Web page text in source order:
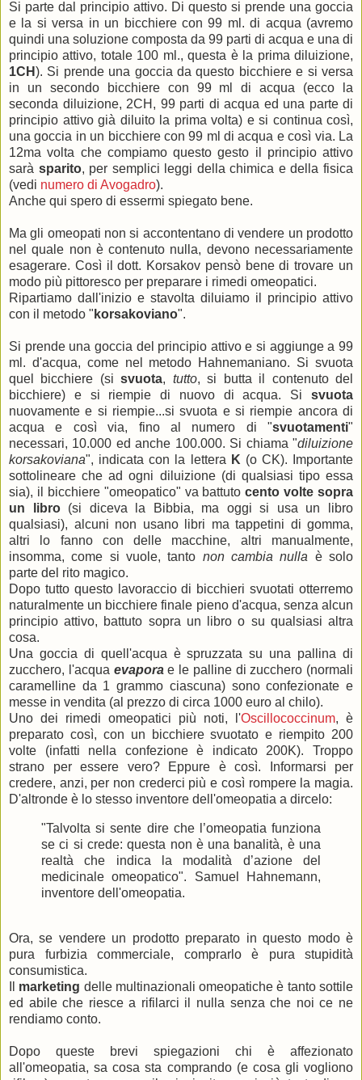
Si parte dal principio attivo. Di questo si prende una goccia
e la si versa in un bicchiere con 99 ml. di acqua (avremo
quindi una soluzione composta da 99 parti di acqua e una di
principio attivo, totale 100 ml., questa è la prima diluizione,
1CH). Si prende una goccia da questo bicchiere e si versa
in un secondo bicchiere con 99 ml di acqua (ecco la
seconda diluizione, 2CH, 99 parti di acqua ed una parte di
principio attivo già diluito la prima volta) e si continua così,
una goccia in un bicchiere con 99 ml di acqua e così via. La
12ma volta che compiamo questo gesto il principio attivo
sarà sparito, per semplici leggi della chimica e della fisica
(vedi numero di Avogadro).
Anche qui spero di essermi spiegato bene.
Ma gli omeopati non si accontentano di vendere un prodotto
nel quale non è contenuto nulla, devono necessariamente
esagerare. Così il dott. Korsakov pensò bene di trovare un
modo più pittoresco per preparare i rimedi omeopatici.
Ripartiamo dall'inizio e stavolta diluiamo il principio attivo
con il metodo " korsakoviano".
Si prende una goccia del principio attivo e si aggiunge a 99
ml. d'acqua, come nel metodo Hahnemaniano. Si svuota
quel bicchiere (sisvuota, tutto, si butta il contenuto del
bicchiere) e si riempie di nuovo di acqua. Si svuota
nuovamente e si riempie...si svuota e si riempie ancora di
acqua e così via, fino al numero di "svuotamenti"
necessari, 10.000 ed anche 100.000. Si chiama "diluizione
korsakoviana", indicata con la lettera K (o CK). Importante
sottolineare che ad ogni diluizione (di qualsiasi tipo essa
sia), il bicchiere "omeopatico" va battutocento volte sopra
un libro(si diceva la Bibbia, ma oggi si usa un libro
qualsiasi), alcuni non usano libri ma tappetini di gomma,
altri lo fanno con delle macchine, altri manualmente,
insomma, come si vuole, tanto non cambia nulla è solo
parte del rito magico.
Dopo tutto questo lavoraccio di bicchieri svuotati otterremo
naturalmente un bicchiere finale pieno d'acqua, senza alcun
principio attivo, battuto sopra un libro o su qualsiasi altra
cosa.
Una goccia di quell'acqua è spruzzata su una pallina di
zucchero, l'acqua evaporae le palline di zucchero (normali
caramelline da 1 grammo ciascuna) sono confezionate e
messe in vendita (al prezzo di circa 1000 euro al chilo).
Uno dei rimedi omeopatici più noti, l'Oscillococcinum, è
preparato così, con un bicchiere svuotato e riempito 200
volte (infatti nella confezione è indicato 200K). Troppo
strano per essere vero? Eppure è così. Informarsi per
credere, anzi, per non crederci più e così rompere la magia.
D'altronde è lo stesso inventore dell'omeopatia a dircelo:
"Talvolta si sente dire che l’omeopatia funziona
se ci si crede: questa non è una banalità, è una
realtà che indica la modalità d’azione del
medicinale omeopatico". Samuel Hahnemann,
inventore dell'omeopatia.
Ora, se vendere un prodotto preparato in questo modo è
pura furbizia commerciale, comprarlo è pura stupidità
consumistica.
marketing delle multinazionali omeopatiche è tanto sottile
ed abile che riesce a rifilarci il nulla senza che noi ce ne
rendiamo conto.
Dopo queste brevi spiegazioni chi è affezionato
all'omeopatia, sa cosa sta comprando (e cosa gli vogliono